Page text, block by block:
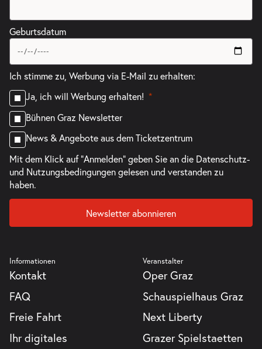
Geburtsdatum
Ich stimme zu, Werbung via E-Mail zu erhalten:
Ja, ich will Werbung erhalten!
Bühnen Graz Newsletter
News & Angebote aus dem Ticketzentrum
Mit dem Klick auf "Anmelden" geben Sie an die Datenschutz-
und Nutzungsbedingungen gelesen und verstanden zu
haben.
Newsletter abonnieren
Informationen
Kontakt
FAQ
Freie Fahrt
Ihr digitales
Veranstalter
Oper Graz
Schauspielhaus Graz
Next Liberty
Grazer Spielstaetten